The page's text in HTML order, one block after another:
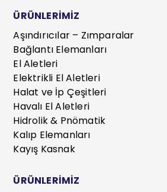
ÜRÜNLERİMİZ
Aşındırıcılar – Zımparalar
Bağlantı Elemanları
El Aletleri
Elektrikli El Aletleri
Halat ve İp Çeşitleri
Havalı El Aletleri
Hidrolik & Pnömatik
Kalıp Elemanları
Kayış Kasnak
ÜRÜNLERİMİZ